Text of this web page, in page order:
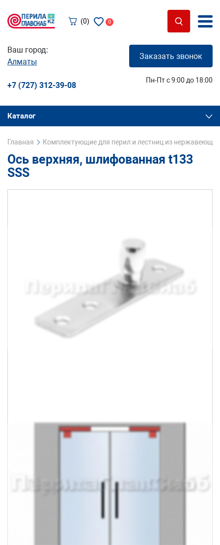
(0) 0
Ваш город:
Алматы
Заказать звонок
+7 (727) 312-39-08
Пн-Пт с 9:00 до 18:00
Каталог
Главная Комплектующие для перил и лестниц из
Ось верхняя, шлифованная t133
SSS